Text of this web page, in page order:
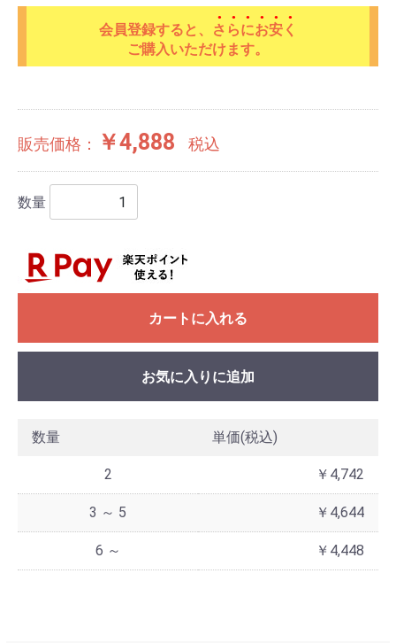
会員登録すると、
さらにお安く
ご購入いただけます。
販売価格： ￥4,888 税込
数量
カートに入れる
お気に入りに追加
数量 単価(税込)
2 ￥4,742
3 ～ 5 ￥4,644
6 ～ ￥4,448